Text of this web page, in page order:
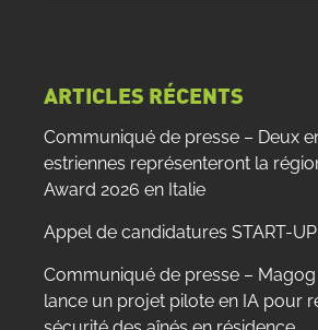
ARTICLES RÉCENTS
Communiqué de presse – Deux
estriennes représenteront la
Award 2026 en Italie
Appel de candidatures START-
Communiqué de presse –
lance un projet pilote en IA pour